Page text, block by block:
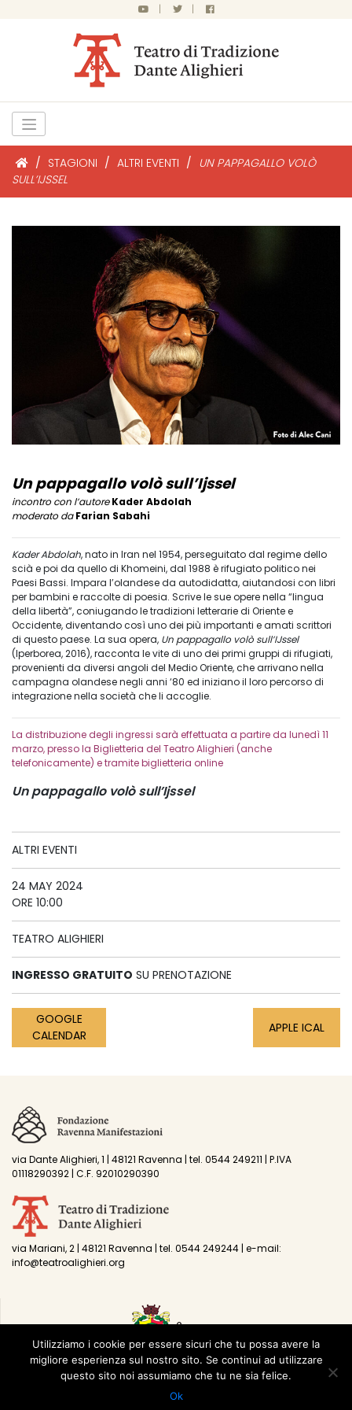
| |
/ STAGIONI / ALTRI EVENTI / UN PAPPAGALLO VOLÒ
SULL’IJSSEL
Un pappagallo volò sull’Ijssel
incontro con l’autore Kader Abdolah
moderato da Farian Sabahi
Kader Abdolah, nato in Iran nel 1954, perseguitato dal regime dello
scià e poi da quello di Khomeini, dal 1988 è rifugiato politico nei
Paesi Bassi. Impara l’olandese da autodidatta, aiutandosi con libri
per bambini e raccolte di poesia. Scrive le sue opere nella “lingua
della libertà”, coniugando le tradizioni letterarie di Oriente e
Occidente, diventando così uno dei più importanti e amati scrittori
di questo paese. La sua opera, Un pappagallo volò sull’IJssel
(Iperborea, 2016), racconta le vite di uno dei primi gruppi di rifugiati,
provenienti da diversi angoli del Medio Oriente, che arrivano nella
campagna olandese negli anni ‘80 ed iniziano il loro percorso di
integrazione nella società che li accoglie.
La distribuzione degli ingressi sarà effettuata a partire da lunedì 11
marzo, presso la Biglietteria del Teatro Alighieri (anche
telefonicamente) e tramite biglietteria online
Un pappagallo volò sull’Ijssel
ALTRI EVENTI
24 MAY 2024
ORE 10:00
TEATRO ALIGHIERI
INGRESSO GRATUITO SU PRENOTAZIONE
GOOGLE
CALENDAR
APPLE ICAL
via Dante Alighieri, 1 | 48121 Ravenna | tel. 0544 249211 | P.IVA
01118290392 | C.F. 92010290390
via Mariani, 2 | 48121 Ravenna | tel. 0544 249244 | e-mail:
info@teatroalighieri.org
Utilizziamo i cookie per essere sicuri che tu possa avere la
migliore esperienza sul nostro sito. Se continui ad utilizzare
questo sito noi assumiamo che tu ne sia felice.
Ok